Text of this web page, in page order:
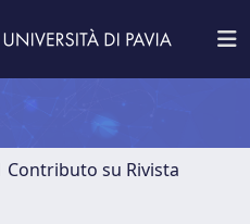
Contributo su Rivista